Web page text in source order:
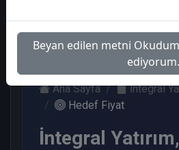
Çarşamba, 30 Temmuz 2025
Ana Sayfa İntegral
Hedef Fiyat
İntegral
Beyan edilen metni Okudum,
ediyorum.